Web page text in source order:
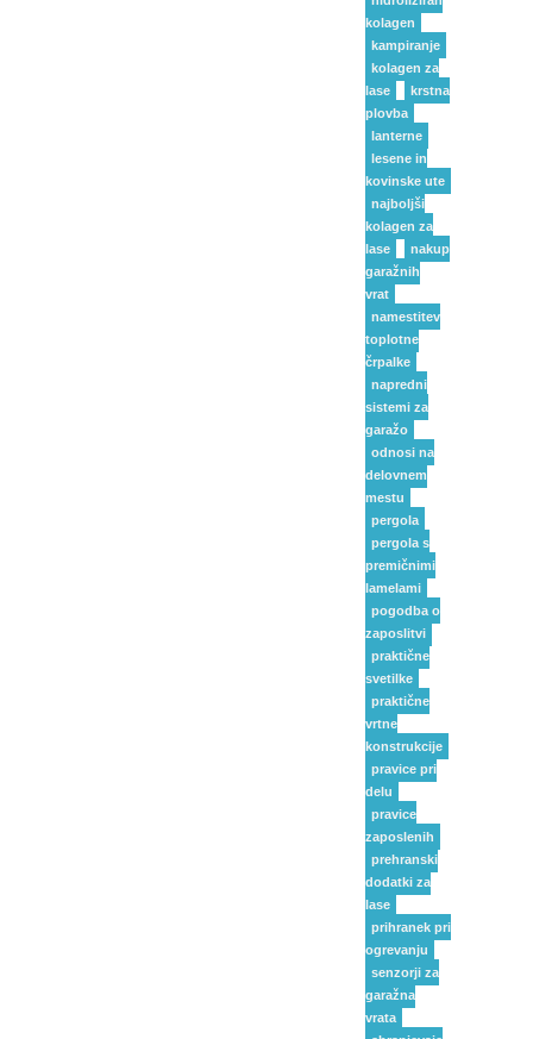
kolagen
kampiranje
kolagen za
lase
krstna
plovba
lanterne
lesene in
kovinske ute
najboljši
kolagen za
lase
nakup
garažnih
vrat
namestitev
toplotne
črpalke
napredni
sistemi za
garažo
odnosi na
delovnem
mestu
pergola
pergola s
premičnimi
lamelami
pogodba o
zaposlitvi
praktične
svetilke
praktične
vrtne
konstrukcije
pravice pri
delu
pravice
zaposlenih
prehranski
dodatki za
lase
prihranek pri
ogrevanju
senzorji za
garažna
vrata